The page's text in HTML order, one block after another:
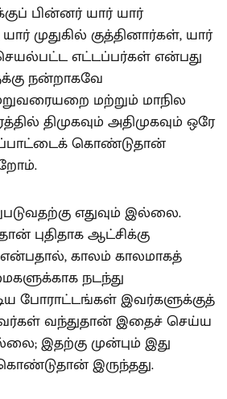
பின்னர் யார் யார்
முதுகில் குத்தினார்கள், யார்
எட்டப்பர்கள் என்பது
நன்றாகவே
மற்றும் மாநில
திமுகவும் அதிமுகவும் ஒரே
கொண்டுதான்
எதுவும் இல்லை.
புதிதாக ஆட்சிக்கு
என்பதால், காலம் காலமாகத்
நடந்து
போராட்டங்கள் இவர்களுக்குத்
வந்துதான் இதைச் செய்ய
இதற்கு முன்பும் இது
இருந்தது.